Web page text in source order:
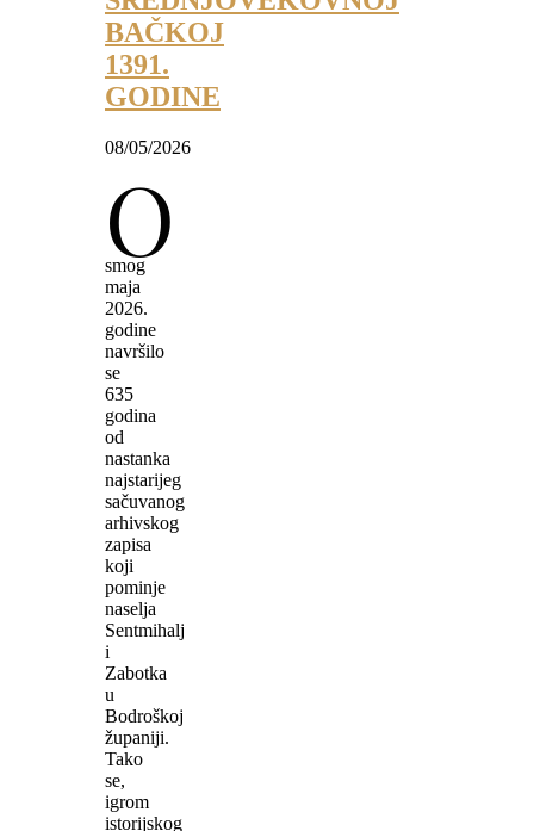
BAČKOJ
1391.
GODINE
08/05/2026
O
smog
maja
2026.
godine
navršilo
se
635
godina
od
nastanka
najstarijeg
sačuvanog
arhivskog
zapisa
koji
pominje
naselja
Sentmihalj
i
Zabotka
u
Bodroškoj
županiji.
Tako
se,
igrom
istorijskog